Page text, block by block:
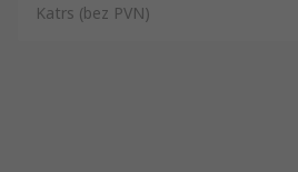
Katrs (bez PVN)